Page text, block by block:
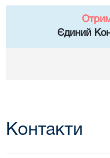
Єдиний
Контакти